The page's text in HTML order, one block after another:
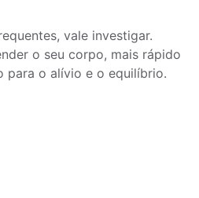
vale investigar.
o seu corpo, mais rápido
para o alívio e o equilíbrio.